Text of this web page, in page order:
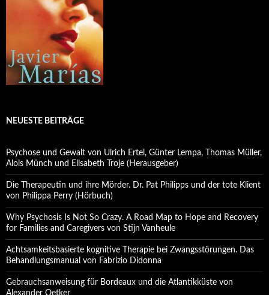
NEUESTE BEITRÄGE
Psychose und Gewalt von Ulrich Ertel, Günter Lempa, Thomas Müller,
Alois Münch und Elisabeth Troje (Herausgeber)
Die Therapeutin und ihre Mörder. Dr. Pat Philipps und der tote Klient
von Philippa Perry (Hörbuch)
Why Psychosis Is Not So Crazy. A Road Map to Hope and Recovery
for Families and Caregivers von Stijn Vanheule
Achtsamkeitsbasierte kognitive Therapie bei Zwangsstörungen. Das
Behandlungsmanual von Fabrizio Didonna
Gebrauchsanweisung für Bordeaux und die Atlantikküste von
Alexander Oetker